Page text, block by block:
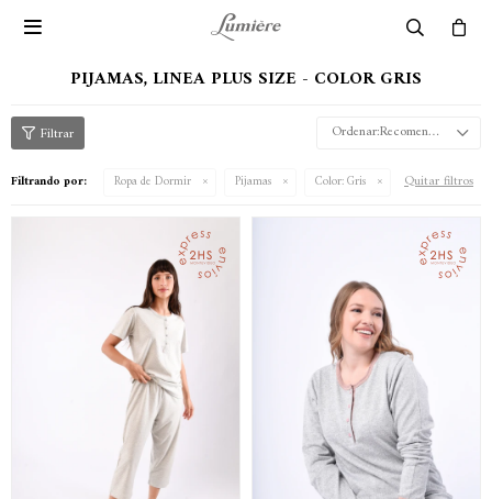

PIJAMAS, LINEA PLUS SIZE - COLOR GRIS
Recomendados
Filtrando por: Ropa de Dormir Pijamas Color:Gris Quitar filtros